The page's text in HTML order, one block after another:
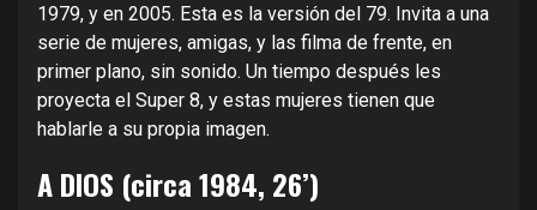
1979, y en 2005. Esta es la versión del 79. Invita a una
serie de mujeres, amigas, y las filma de frente, en
primer plano, sin sonido. Un tiempo después les
proyecta el Super 8, y estas mujeres tienen que
hablarle a su propia imagen.
A DIOS (circa 1984, 26’)